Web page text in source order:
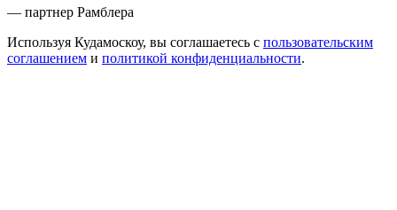
— партнер Рамблера
Используя Кудамоскоу, вы соглашаетесь с пользовательским
соглашением и политикой конфиденциальности.